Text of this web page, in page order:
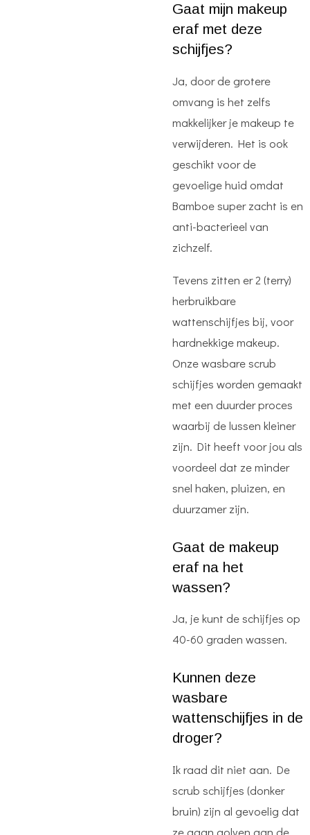
Gaat mijn makeup
eraf met deze
schijfjes?
Ja, door de grotere
omvang is het zelfs
makkelijker je makeup te
verwijderen. Het is ook
geschikt voor de
gevoelige huid omdat
Bamboe super zacht is en
anti-bacterieel van
zichzelf.
Tevens zitten er 2 (terry)
herbruikbare
wattenschijfjes bij, voor
hardnekkige makeup.
Onze wasbare scrub
schijfjes worden gemaakt
met een duurder proces
waarbij de lussen kleiner
zijn. Dit heeft voor jou als
voordeel dat ze minder
snel haken, pluizen, en
duurzamer zijn.
Gaat de makeup
eraf na het
wassen?
Ja, je kunt de schijfjes op
40-60 graden wassen.
Kunnen deze
wasbare
wattenschijfjes in de
droger?
Ik raad dit niet aan. De
scrub schijfjes (donker
bruin) zijn al gevoelig dat
ze gaan golven aan de